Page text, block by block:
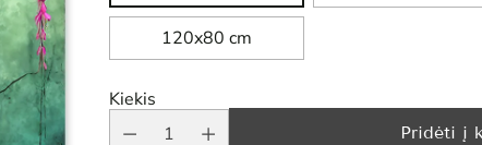
120x80 cm
Kiekis
Pridėti į